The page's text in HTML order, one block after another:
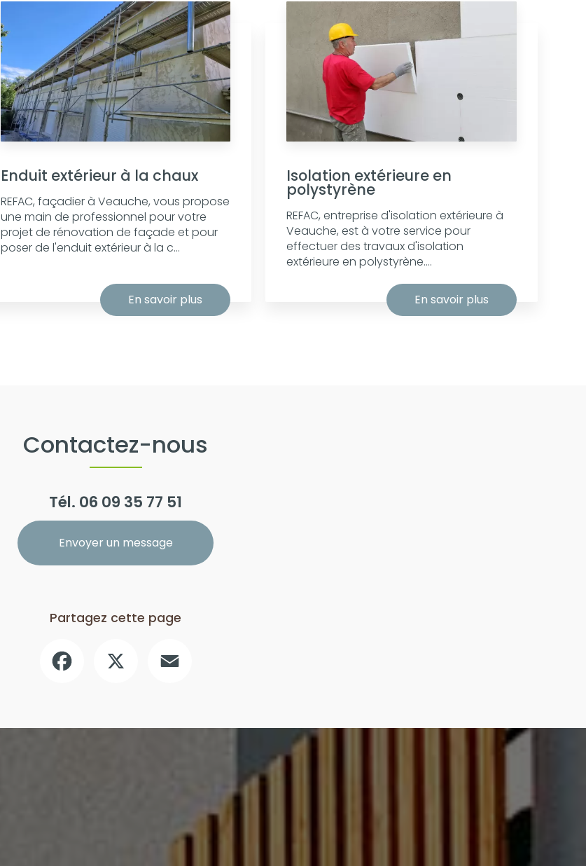
Enduit extérieur à la chaux
REFAC, façadier à Veauche, vous propose
une main de professionnel pour votre
projet de rénovation de façade et pour
poser de l'enduit extérieur à la c...
En savoir plus
Isolation extérieure en
polystyrène
REFAC, entreprise d'isolation extérieure à
Veauche, est à votre service pour
effectuer des travaux d'isolation
extérieure en polystyrène....
En savoir plus
Contactez-nous
Tél. 06 09 35 77 51
Envoyer un message
Partagez cette page